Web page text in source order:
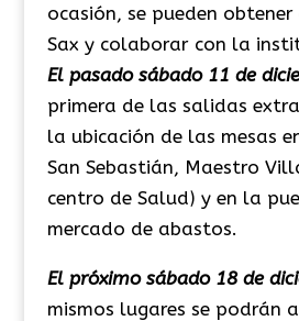
ocasión, se pueden
Sax y colaborar con la
El pasado sábado 11 de
primera de las salidas
la ubicación de las mesas
San Sebastián, Maestro
centro de Salud) y en la
mercado de abastos.
El próximo sábado 18 de
mismos lugares se podrán